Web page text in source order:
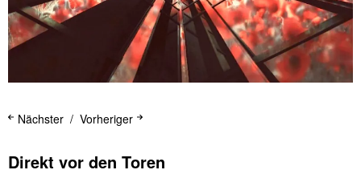
Vorheriger
Nächster
Direkt vor den Toren